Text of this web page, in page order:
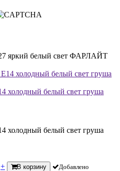
яркий белый свет ФАРЛАЙТ
холодный белый свет груша
холодный белый свет груша
+ В корзину Добавлено